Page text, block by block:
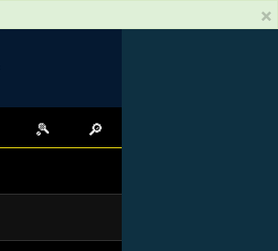
×
🎾 🔎